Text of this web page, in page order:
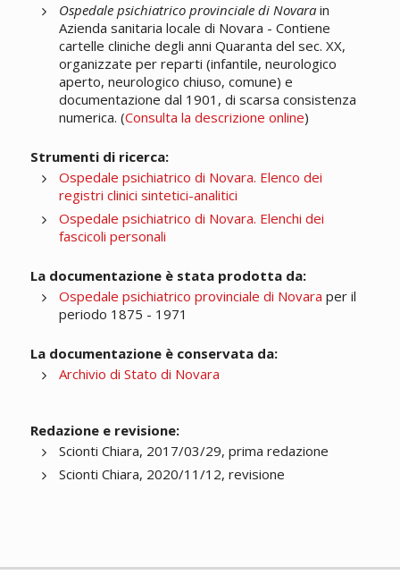
Ospedale psichiatrico provinciale di Novarain
Azienda sanitaria locale di Novara - Contiene
cartelle cliniche degli anni Quaranta del sec. XX,
organizzate per reparti (infantile, neurologico
aperto, neurologico chiuso, comune) e
documentazione dal 1901, di scarsa consistenza
numerica. (Consulta la descrizione online)
Strumenti di ricerca:
Ospedale psichiatrico di Novara. Elenco dei
registri clinici sintetici-analitici
Ospedale psichiatrico di Novara. Elenchi dei
fascicoli personali
La documentazione è stata prodotta da:
Ospedale psichiatrico provinciale di Novara per il
periodo 1875 - 1971
La documentazione è conservata da:
Archivio di Stato di Novara
Redazione e revisione:
Scionti Chiara, 2017/03/29, prima redazione
Scionti Chiara, 2020/11/12, revisione